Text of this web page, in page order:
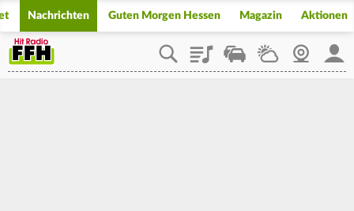
Nachrichten Guten Morgen Hessen Magazin Aktionen
PlaylistStaupilotWetterWebcam